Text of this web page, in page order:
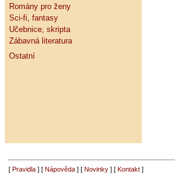
Romány pro ženy
Sci-fi, fantasy
Učebnice, skripta
Zábavná literatura
Ostatní
[ Pravidla] [ Nápověda] [ Novinky] [ Kontakt]